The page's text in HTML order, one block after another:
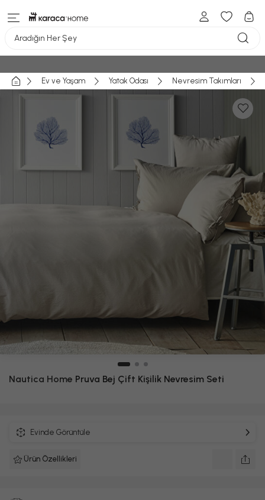
Aradığın Her Şey
Ev ve Yaşam Yatak Odası Nevresim Takımları
Nautica Home Pruva Bej Çift Kişilik Nevresim Seti
Evinde Görüntüle
Ürün Özellikleri